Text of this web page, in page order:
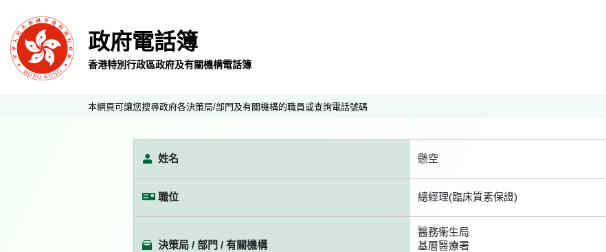
政府電話簿
香港特別行政區政府及有關機構電話簿
本網頁可讓您搜尋政府各決策局/部門及有關機構的職員或查詢電話號碼
姓名 懸空
職位 總經理(臨床質素保證)
決策局 / 部門 / 有關機構
醫務衞生局
基層醫療署